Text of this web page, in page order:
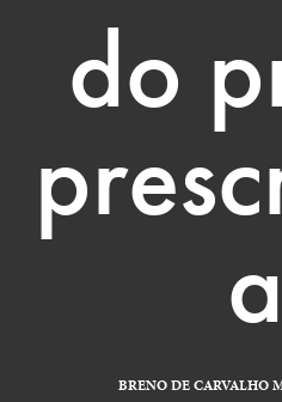
do
BRENO DE CARVALHO